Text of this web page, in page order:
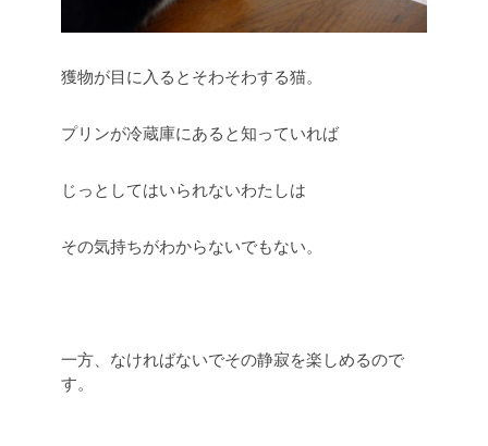
獲物が目に入るとそわそわする猫。
プリンが冷蔵庫にあると知っていれば
じっとしてはいられないわたしは
その気持ちがわからないでもない。
一方、なければないでその静寂を楽しめるので
す。